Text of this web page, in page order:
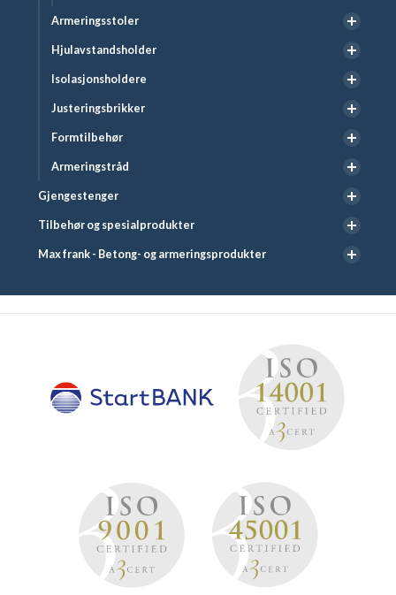
Armeringsstoler
Hjulavstandsholder
Isolasjonsholdere
Justeringsbrikker
Formtilbehør
Armeringstråd
Gjengestenger
Tilbehør og spesialprodukter
Max frank - Betong- og armeringsprodukter